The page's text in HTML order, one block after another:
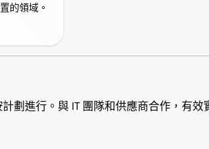
的領域。
劃進行。與 IT 團隊和供應商合作，有效